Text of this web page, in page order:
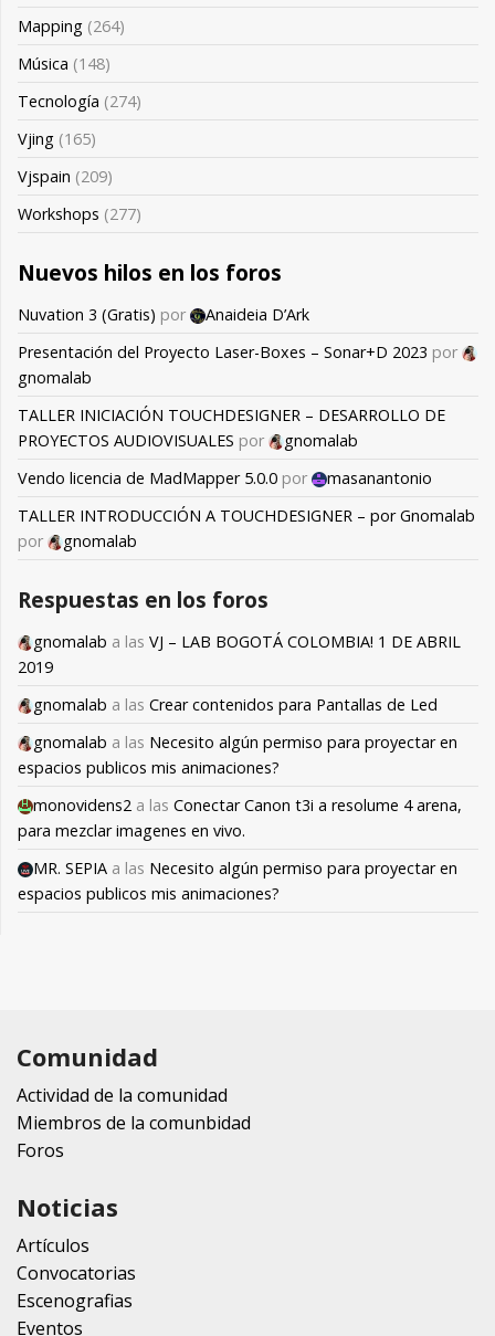
Mapping (264)
Música (148)
Tecnología (274)
Vjing (165)
Vjspain (209)
Workshops (277)
Nuevos hilos en los foros
Nuvation 3 (Gratis) por
Anaideia D’Ark
Presentación del Proyecto Laser-Boxes – Sonar+D 2023 por
gnomalab
TALLER INICIACIÓN TOUCHDESIGNER – DESARROLLO DE
PROYECTOS AUDIOVISUALES por
gnomalab
Vendo licencia de MadMapper 5.0.0 por
masanantonio
TALLER INTRODUCCIÓN A TOUCHDESIGNER – por Gnomalab
por
gnomalab
Respuestas en los foros
gnomalab a las VJ – LAB BOGOTÁ COLOMBIA! 1 DE ABRIL
2019
gnomalab a las Crear contenidos para Pantallas de Led
gnomalab a las Necesito algún permiso para proyectar en
espacios publicos mis animaciones?
monovidens2 a las Conectar Canon t3i a resolume 4 arena,
para mezclar imagenes en vivo.
MR. SEPIA a las Necesito algún permiso para proyectar en
espacios publicos mis animaciones?
Comunidad
Actividad de la comunidad
Miembros de la comunbidad
Foros
Noticias
Artículos
Convocatorias
Escenografias
Eventos